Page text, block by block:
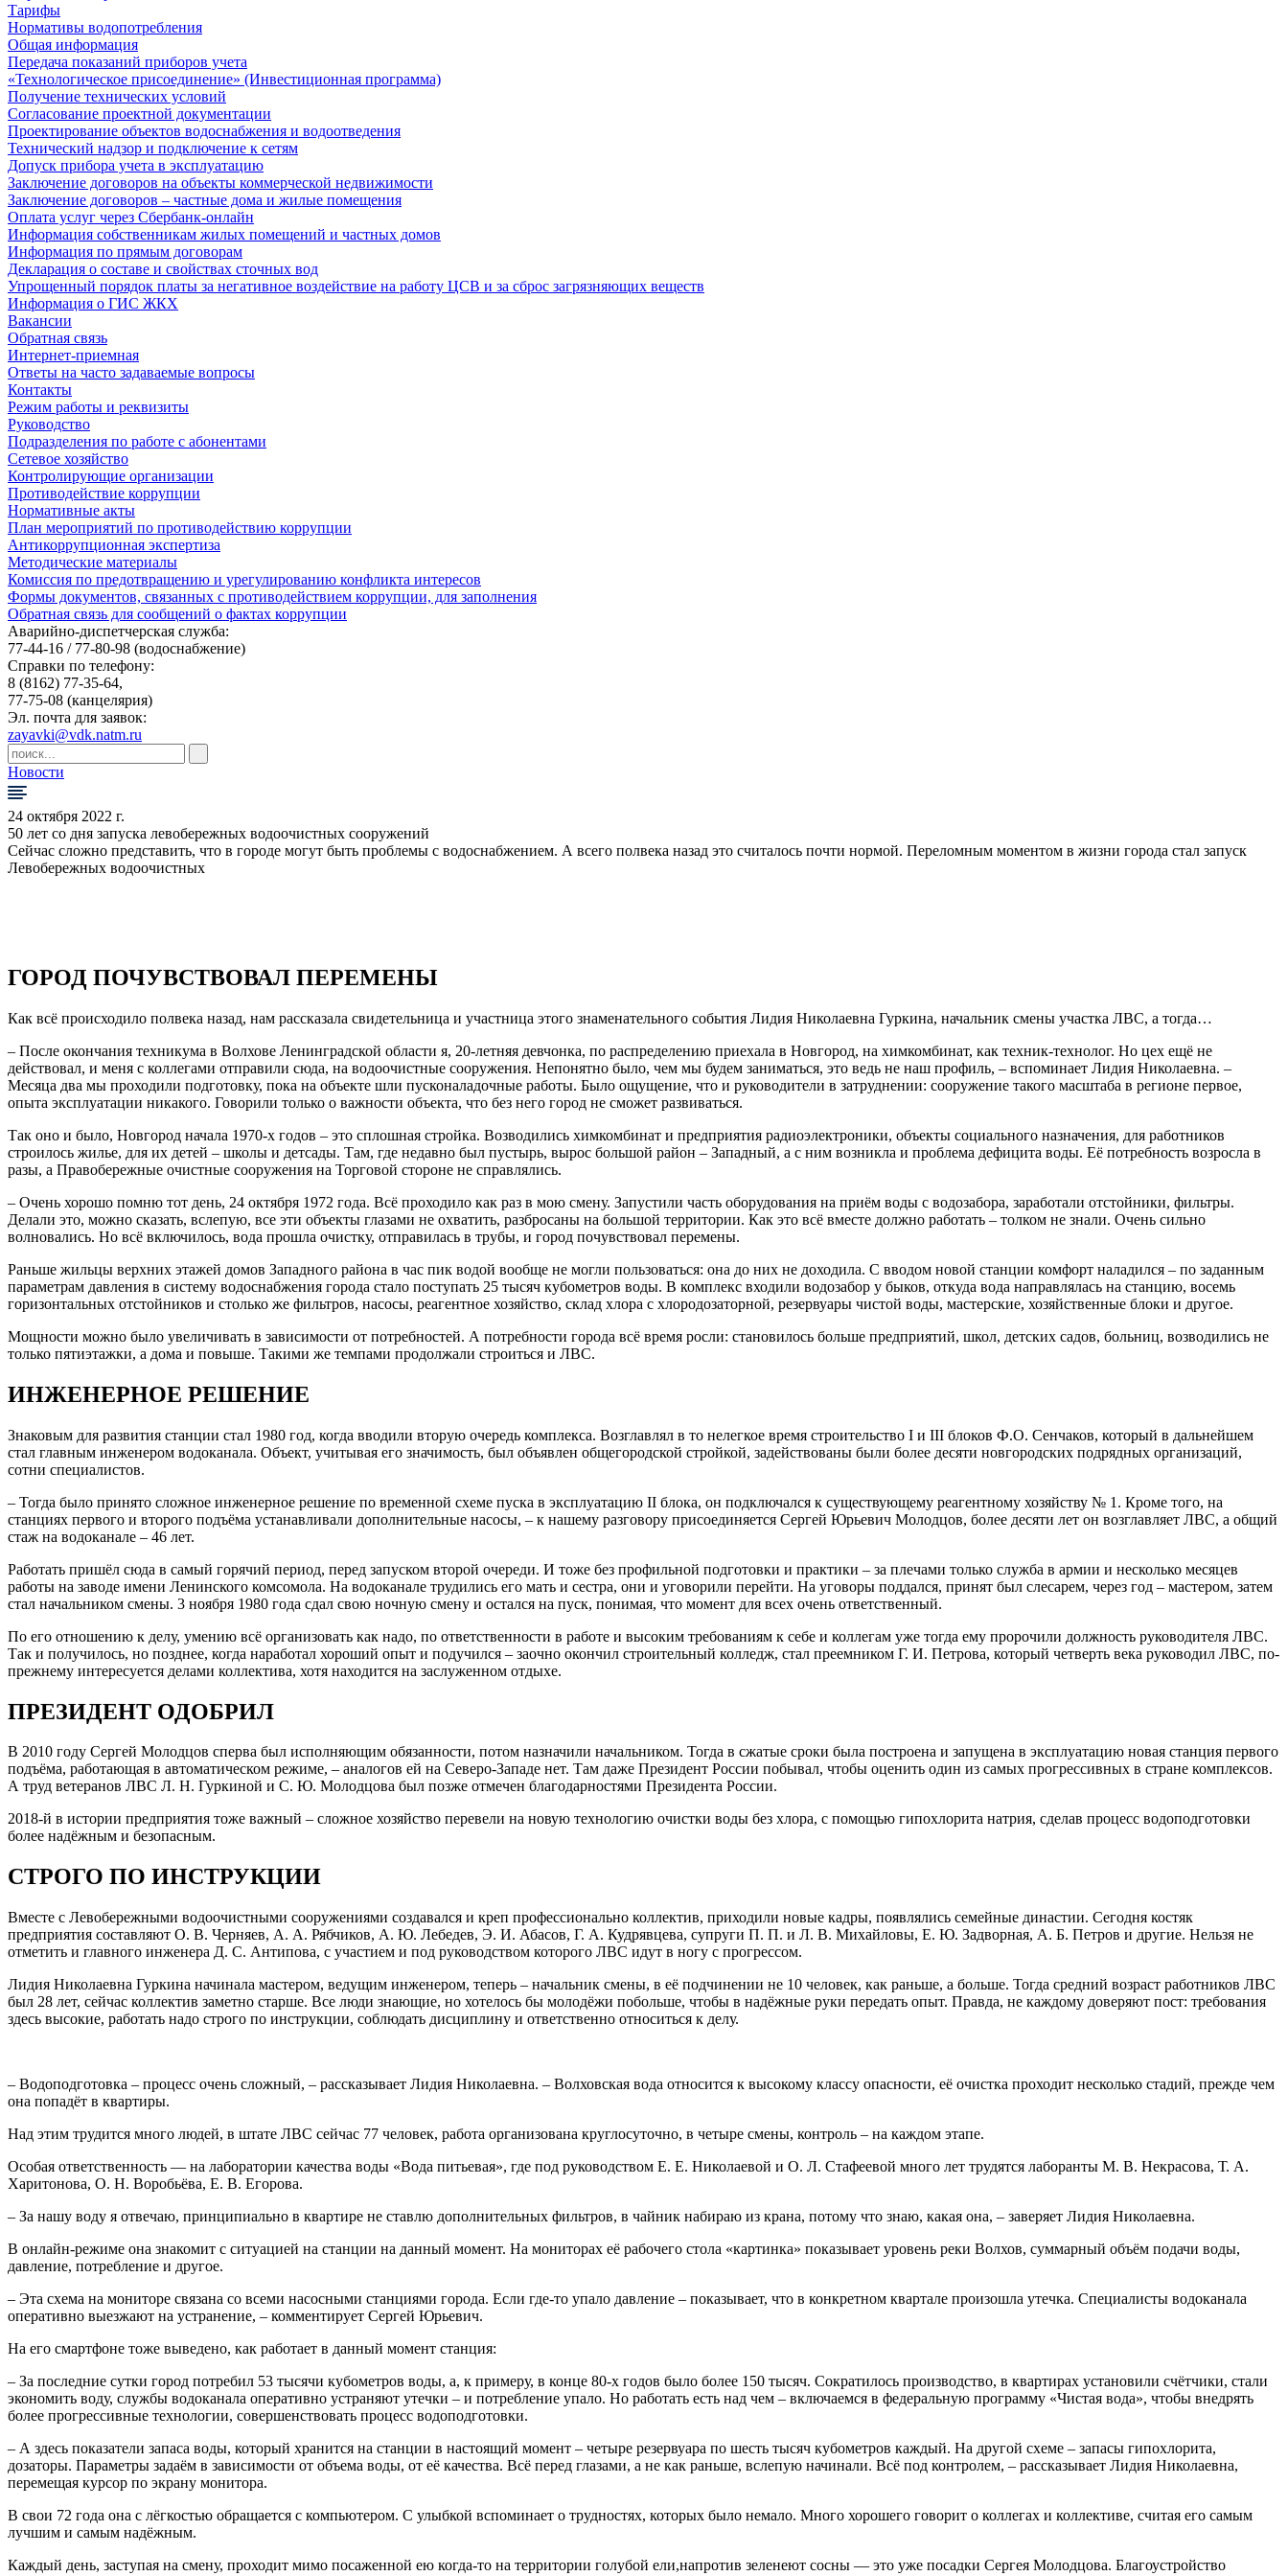
Тарифы
Нормативы водопотребления
Общая информация
Передача показаний приборов учета
«Технологическое присоединение» (Инвестиционная программа)
Получение технических условий
Согласование проектной документации
Проектирование объектов водоснабжения и водоотведения
Технический надзор и подключение к сетям
Допуск прибора учета в эксплуатацию
Заключение договоров на объекты коммерческой недвижимости
Заключение договоров – частные дома и жилые помещения
Оплата услуг через Сбербанк-онлайн
Информация собственникам жилых помещений и частных домов
Информация по прямым договорам
Декларация о составе и свойствах сточных вод
Упрощенный порядок платы за негативное воздействие на работу ЦСВ и за сброс загрязняющих веществ
Информация о ГИС ЖКХ
Вакансии
Обратная связь
Интернет-приемная
Ответы на часто задаваемые вопросы
Контакты
Режим работы и реквизиты
Руководство
Подразделения по работе с абонентами
Сетевое хозяйство
Контролирующие организации
Противодействие коррупции
Нормативные акты
План мероприятий по противодействию коррупции
Антикоррупционная экспертиза
Методические материалы
Комиссия по предотвращению и урегулированию конфликта интересов
Формы документов, связанных с противодействием коррупции, для заполнения
Обратная связь для сообщений о фактах коррупции
Аварийно-диспетчерская служба:
77-44-16 / 77-80-98 (водоснабжение)
Справки по телефону:
8 (8162) 77-35-64,
77-75-08 (канцелярия)
Эл. почта для заявок:
zayavki@vdk.natm.ru
Новости
24 октября 2022 г.
50 лет со дня запуска левобережных водоочистных сооружений
Сейчас сложно представить, что в городе могут быть проблемы с водоснабжением. А всего полвека назад это считалось почти нормой. Переломным моментом в жизни города стал запуск
Левобережных водоочистных
ГОРОД ПОЧУВСТВОВАЛ ПЕРЕМЕНЫ
Как всё происходило полвека назад, нам рассказала свидетельница и участница этого знаменательного события Лидия Николаевна Гуркина, начальник смены участка ЛВС, а тогда…
– После окончания техникума в Волхове Ленинградской области я, 20-летняя девчонка, по распределению приехала в Новгород, на химкомбинат, как техник-технолог. Но цех ещё не
действовал, и меня с коллегами отправили сюда, на водоочистные сооружения. Непонятно было, чем мы будем заниматься, это ведь не наш профиль, – вспоминает Лидия Николаевна. –
Месяца два мы проходили подготовку, пока на объекте шли пусконаладочные работы. Было ощущение, что и руководители в затруднении: сооружение такого масштаба в регионе первое,
опыта эксплуатации никакого. Говорили только о важности объекта, что без него город не сможет развиваться.
Так оно и было, Новгород начала 1970-х годов – это сплошная стройка. Возводились химкомбинат и предприятия радиоэлектроники, объекты социального назначения, для работников
строилось жилье, для их детей – школы и детсады. Там, где недавно был пустырь, вырос большой район – Западный, а с ним возникла и проблема дефицита воды. Её потребность возросла в
разы, а Правобережные очистные сооружения на Торговой стороне не справлялись.
– Очень хорошо помню тот день, 24 октября 1972 года. Всё проходило как раз в мою смену. Запустили часть оборудования на приём воды с водозабора, заработали отстойники, фильтры.
Делали это, можно сказать, вслепую, все эти объекты глазами не охватить, разбросаны на большой территории. Как это всё вместе должно работать – толком не знали. Очень сильно
волновались. Но всё включилось, вода прошла очистку, отправилась в трубы, и город почувствовал перемены.
Раньше жильцы верхних этажей домов Западного района в час пик водой вообще не могли пользоваться: она до них не доходила. С вводом новой станции комфорт наладился – по заданным
параметрам давления в систему водоснабжения города стало поступать 25 тысяч кубометров воды. В комплекс входили водозабор у быков, откуда вода направлялась на станцию, восемь
горизонтальных отстойников и столько же фильтров, насосы, реагентное хозяйство, склад хлора с хлородозаторной, резервуары чистой воды, мастерские, хозяйственные блоки и другое.
Мощности можно было увеличивать в зависимости от потребностей. А потребности города всё время росли: становилось больше предприятий, школ, детских садов, больниц, возводились не
только пятиэтажки, а дома и повыше. Такими же темпами продолжали строиться и ЛВС.
ИНЖЕНЕРНОЕ РЕШЕНИЕ
Знаковым для развития станции стал 1980 год, когда вводили вторую очередь комплекса. Возглавлял в то нелегкое время строительство I и III блоков Ф.О. Сенчаков, который в дальнейшем
стал главным инженером водоканала. Объект, учитывая его значимость, был объявлен общегородской стройкой, задействованы были более десяти новгородских подрядных организаций,
сотни специалистов.
– Тогда было принято сложное инженерное решение по временной схеме пуска в эксплуатацию II блока, он подключался к существующему реагентному хозяйству № 1. Кроме того, на
станциях первого и второго подъёма устанавливали дополнительные насосы, – к нашему разговору присоединяется Сергей Юрьевич Молодцов, более десяти лет он возглавляет ЛВС, а общий
стаж на водоканале – 46 лет.
Работать пришёл сюда в самый горячий период, перед запуском второй очереди. И тоже без профильной подготовки и практики – за плечами только служба в армии и несколько месяцев
работы на заводе имени Ленинского комсомола. На водоканале трудились его мать и сестра, они и уговорили перейти. На уговоры поддался, принят был слесарем, через год – мастером, затем
стал начальником смены. 3 ноября 1980 года сдал свою ночную смену и остался на пуск, понимая, что момент для всех очень ответственный.
По его отношению к делу, умению всё организовать как надо, по ответственности в работе и высоким требованиям к себе и коллегам уже тогда ему пророчили должность руководителя ЛВС.
Так и получилось, но позднее, когда наработал хороший опыт и подучился – заочно окончил строительный колледж, стал преемником Г. И. Петрова, который четверть века руководил ЛВС, по-
прежнему интересуется делами коллектива, хотя находится на заслуженном отдыхе.
ПРЕЗИДЕНТ ОДОБРИЛ
В 2010 году Сергей Молодцов сперва был исполняющим обязанности, потом назначили начальником. Тогда в сжатые сроки была построена и запущена в эксплуатацию новая станция первого
подъёма, работающая в автоматическом режиме, – аналогов ей на Северо-Западе нет. Там даже Президент России побывал, чтобы оценить один из самых прогрессивных в стране комплексов.
А труд ветеранов ЛВС Л. Н. Гуркиной и С. Ю. Молодцова был позже отмечен благодарностями Президента России.
2018-й в истории предприятия тоже важный – сложное хозяйство перевели на новую технологию очистки воды без хлора, с помощью гипохлорита натрия, сделав процесс водоподготовки
более надёжным и безопасным.
СТРОГО ПО ИНСТРУКЦИИ
Вместе с Левобережными водоочистными сооружениями создавался и креп профессионально коллектив, приходили новые кадры, появлялись семейные династии. Сегодня костяк
предприятия составляют О. В. Черняев, А. А. Рябчиков, А. Ю. Лебедев, Э. И. Абасов, Г. А. Кудрявцева, супруги П. П. и Л. В. Михайловы, Е. Ю. Задворная, А. Б. Петров и другие. Нельзя не
отметить и главного инженера Д. С. Антипова, с участием и под руководством которого ЛВС идут в ногу с прогрессом.
Лидия Николаевна Гуркина начинала мастером, ведущим инженером, теперь – начальник смены, в её подчинении не 10 человек, как раньше, а больше. Тогда средний возраст работников ЛВС
был 28 лет, сейчас коллектив заметно старше. Все люди знающие, но хотелось бы молодёжи побольше, чтобы в надёжные руки передать опыт. Правда, не каждому доверяют пост: требования
здесь высокие, работать надо строго по инструкции, соблюдать дисциплину и ответственно относиться к делу.
– Водоподготовка – процесс очень сложный, – рассказывает Лидия Николаевна. – Волховская вода относится к высокому классу опасности, её очистка проходит несколько стадий, прежде чем
она попадёт в квартиры.
Над этим трудится много людей, в штате ЛВС сейчас 77 человек, работа организована круглосуточно, в четыре смены, контроль – на каждом этапе.
Особая ответственность — на лаборатории качества воды «Вода питьевая», где под руководством Е. Е. Николаевой и О. Л. Стафеевой много лет трудятся лаборанты М. В. Некрасова, Т. А.
Харитонова, О. Н. Воробьёва, Е. В. Егорова.
– За нашу воду я отвечаю, принципиально в квартире не ставлю дополнительных фильтров, в чайник набираю из крана, потому что знаю, какая она, – заверяет Лидия Николаевна.
В онлайн-режиме она знакомит с ситуацией на станции на данный момент. На мониторах её рабочего стола «картинка» показывает уровень реки Волхов, суммарный объём подачи воды,
давление, потребление и другое.
– Эта схема на мониторе связана со всеми насосными станциями города. Если где-то упало давление – показывает, что в конкретном квартале произошла утечка. Специалисты водоканала
оперативно выезжают на устранение, – комментирует Сергей Юрьевич.
На его смартфоне тоже выведено, как работает в данный момент станция:
– За последние сутки город потребил 53 тысячи кубометров воды, а, к примеру, в конце 80-х годов было более 150 тысяч. Сократилось производство, в квартирах установили счётчики, стали
экономить воду, службы водоканала оперативно устраняют утечки – и потребление упало. Но работать есть над чем – включаемся в федеральную программу «Чистая вода», чтобы внедрять
более прогрессивные технологии, совершенствовать процесс водоподготовки.
– А здесь показатели запаса воды, который хранится на станции в настоящий момент – четыре резервуара по шесть тысяч кубометров каждый. На другой схеме – запасы гипохлорита,
дозаторы. Параметры задаём в зависимости от объема воды, от её качества. Всё перед глазами, а не как раньше, вслепую начинали. Всё под контролем, – рассказывает Лидия Николаевна,
перемещая курсор по экрану монитора.
В свои 72 года она с лёгкостью обращается с компьютером. С улыбкой вспоминает о трудностях, которых было немало. Много хорошего говорит о коллегах и коллективе, считая его самым
лучшим и самым надёжным.
Каждый день, заступая на смену, проходит мимо посаженной ею когда-то на территории голубой ели,напротив зеленеют сосны — это уже посадки Сергея Молодцова. Благоустройство